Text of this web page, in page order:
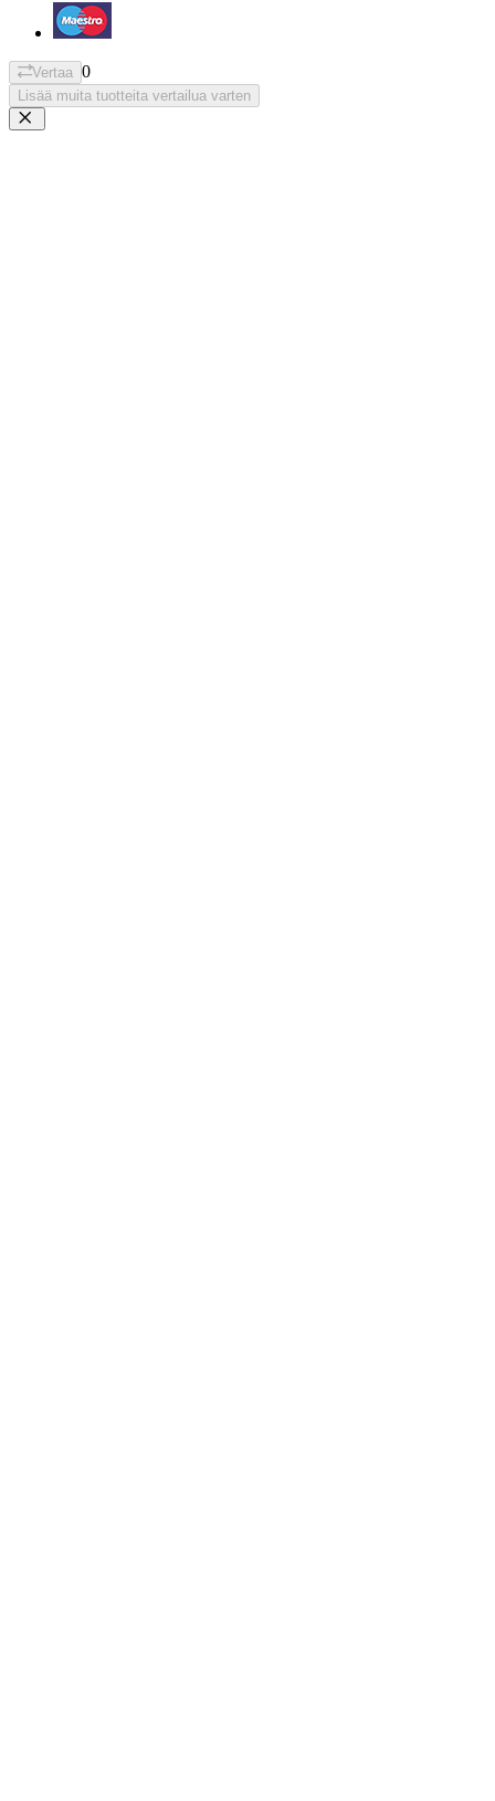
Vertaa 0
Lisää muita tuotteita vertailua varten